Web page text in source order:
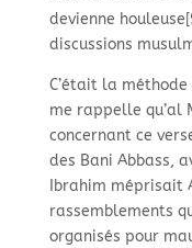
devienne
discussions
C’était la méthode
me rappelle qu’al
concernant ce
des Bani Abbass,
Ibrahim méprisait
rassemblements
organisés pour